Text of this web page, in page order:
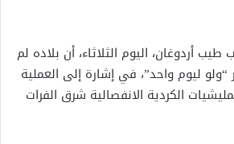
أردوغان، اليوم الثلاثاء، أن بلاده لم
“ولو ليوم واحد”، في إشارة إلى العملية
الكردية الانفصالية شرق الفرات